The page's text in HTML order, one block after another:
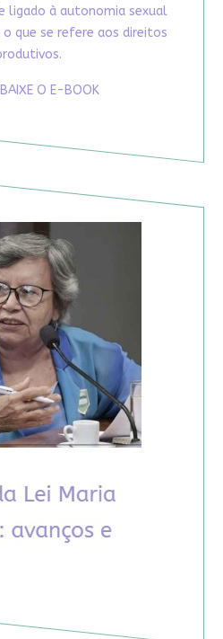
ligado à autonomia sexual
que se refere aos direitos
BAIXE O E-BOOK